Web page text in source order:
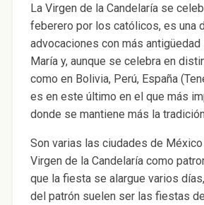
La Virgen de la Candelaría se
feberero por los católicos, es una
advocaciones con más
María y, aunque se celebra en
como en Bolivia, Perú, España
es en este último en el que más
donde se mantiene más la
Son varias las ciudades de
Virgen de la Candelaría como
que la fiesta se alargue varios
del patrón suelen ser las fiestas